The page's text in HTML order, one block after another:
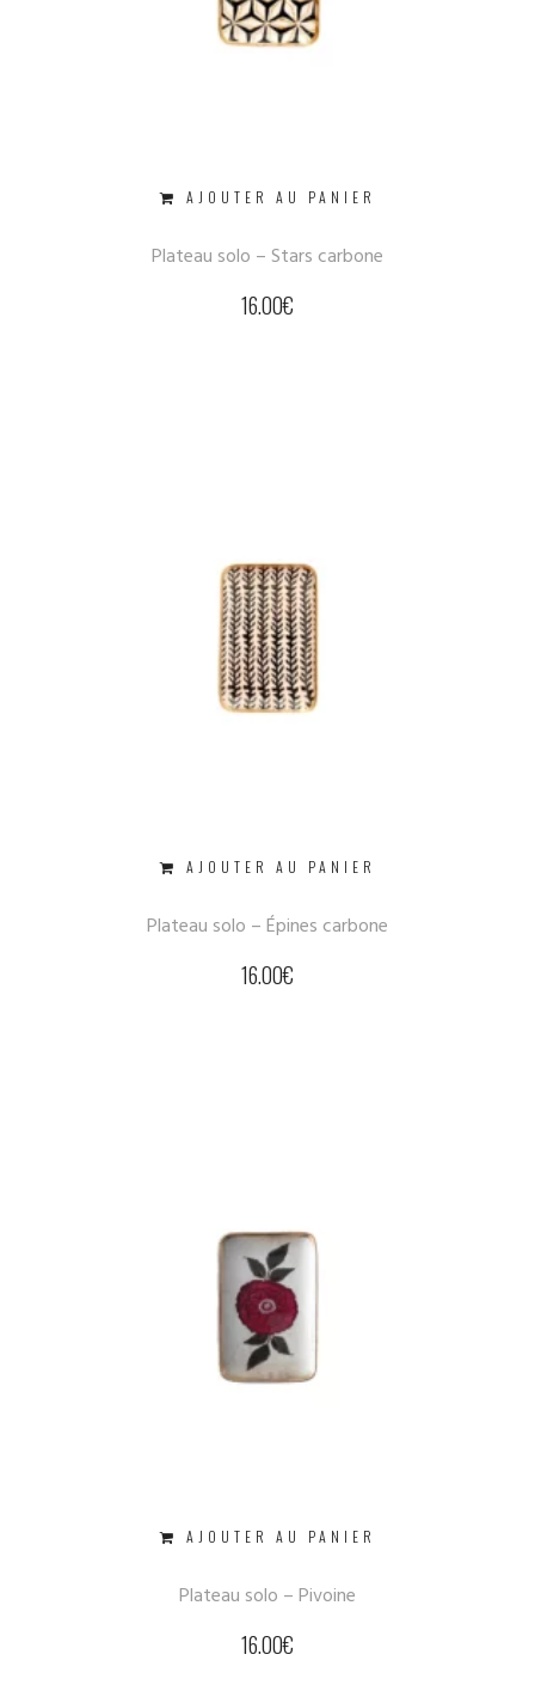
AJOUTER AU PANIER
Plateau solo – Stars carbone
16.00€
AJOUTER AU PANIER
Plateau solo – Épines carbone
16.00€
AJOUTER AU PANIER
Plateau solo – Pivoine
16.00€